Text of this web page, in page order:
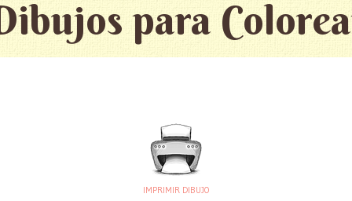
para
IMPRIMIR DIBUJO